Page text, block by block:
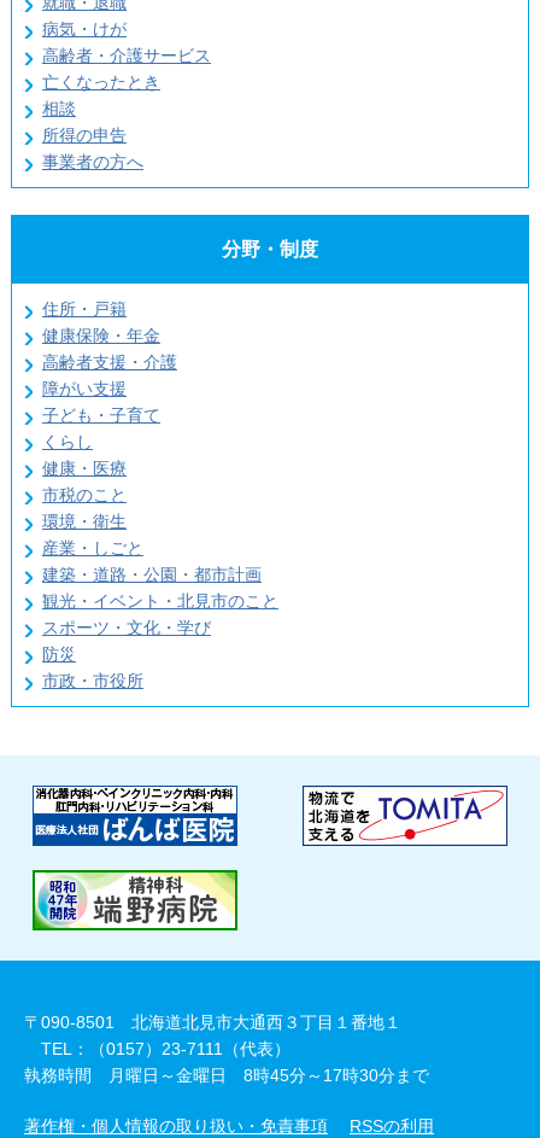
病気・けが
高齢者・介護サービス
亡くなったとき
相談
所得の申告
事業者の方へ
分野・制度
住所・戸籍
健康保険・年金
高齢者支援・介護
障がい支援
子ども・子育て
くらし
健康・医療
市税のこと
環境・衛生
産業・しごと
建築・道路・公園・都市計画
観光・イベント・北見市のこと
スポーツ・文化・学び
防災
市政・市役所
〒090-8501 北海道北見市大通西３丁目１番地１
TEL：（0157）23-7111（代表）
執務時間 月曜日～金曜日 8時45分～17時30分まで
著作権・個人情報の取り扱い・免責事項 RSSの利用